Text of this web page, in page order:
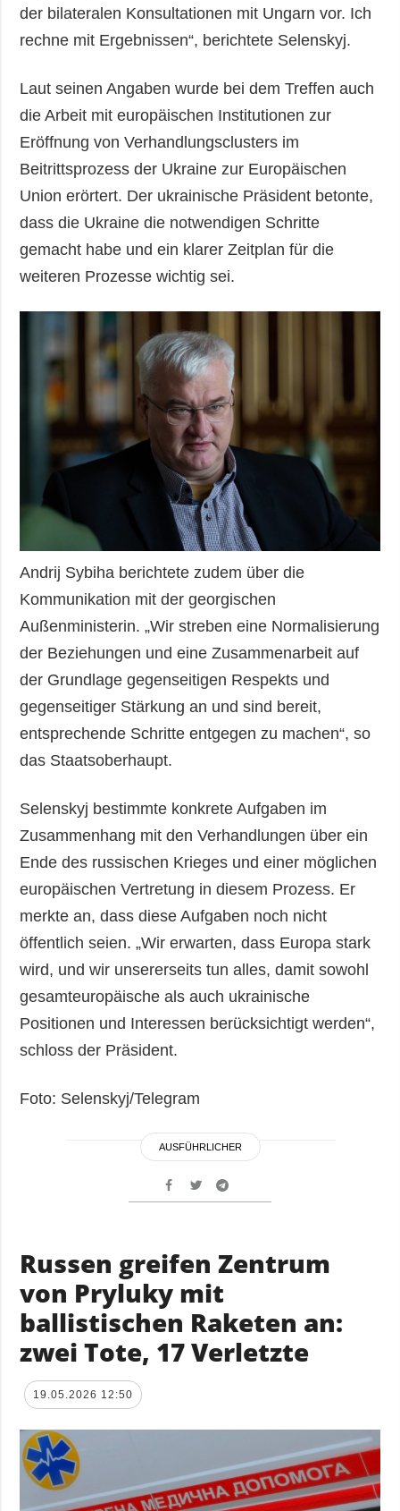
der bilateralen Konsultationen mit Ungarn vor. Ich
rechne mit Ergebnissen“, berichtete Selenskyj.
Laut seinen Angaben wurde bei dem Treffen auch
die Arbeit mit europäischen Institutionen zur
Eröffnung von Verhandlungsclusters im
Beitrittsprozess der Ukraine zur Europäischen
Union erörtert. Der ukrainische Präsident betonte,
dass die Ukraine die notwendigen Schritte
gemacht habe und ein klarer Zeitplan für die
weiteren Prozesse wichtig sei.
Andrij Sybiha berichtete zudem über die
Kommunikation mit der georgischen
Außenministerin. „Wir streben eine Normalisierung
der Beziehungen und eine Zusammenarbeit auf
der Grundlage gegenseitigen Respekts und
gegenseitiger Stärkung an und sind bereit,
entsprechende Schritte entgegen zu machen“, so
das Staatsoberhaupt.
Selenskyj bestimmte konkrete Aufgaben im
Zusammenhang mit den Verhandlungen über ein
Ende des russischen Krieges und einer möglichen
europäischen Vertretung in diesem Prozess. Er
merkte an, dass diese Aufgaben noch nicht
öffentlich seien. „Wir erwarten, dass Europa stark
wird, und wir unsererseits tun alles, damit sowohl
gesamteuropäische als auch ukrainische
Positionen und Interessen berücksichtigt werden“,
schloss der Präsident.
Foto: Selenskyj/Telegram
AUSFÜHRLICHER
Russen greifen Zentrum
von Pryluky mit
ballistischen Raketen an:
zwei Tote, 17 Verletzte
19.05.2026 12:50